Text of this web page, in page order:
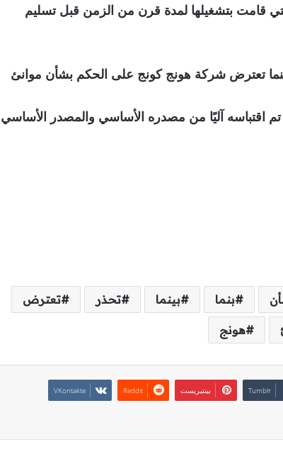
قامت بتشغيلها لمدة قرن من الزمن قبل تسليم
تعترض شركة هونج كونج على الحكم بشأن موانئ
بأن الخبر تم اقتباسه آليًا من مصدره الأساسي والمصدر الأساسي
بنما بينما تحذر تعترض
هونج
بينتيريست